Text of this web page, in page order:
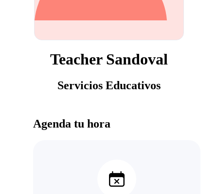
Teacher Sandoval
Servicios Educativos
Agenda tu hora